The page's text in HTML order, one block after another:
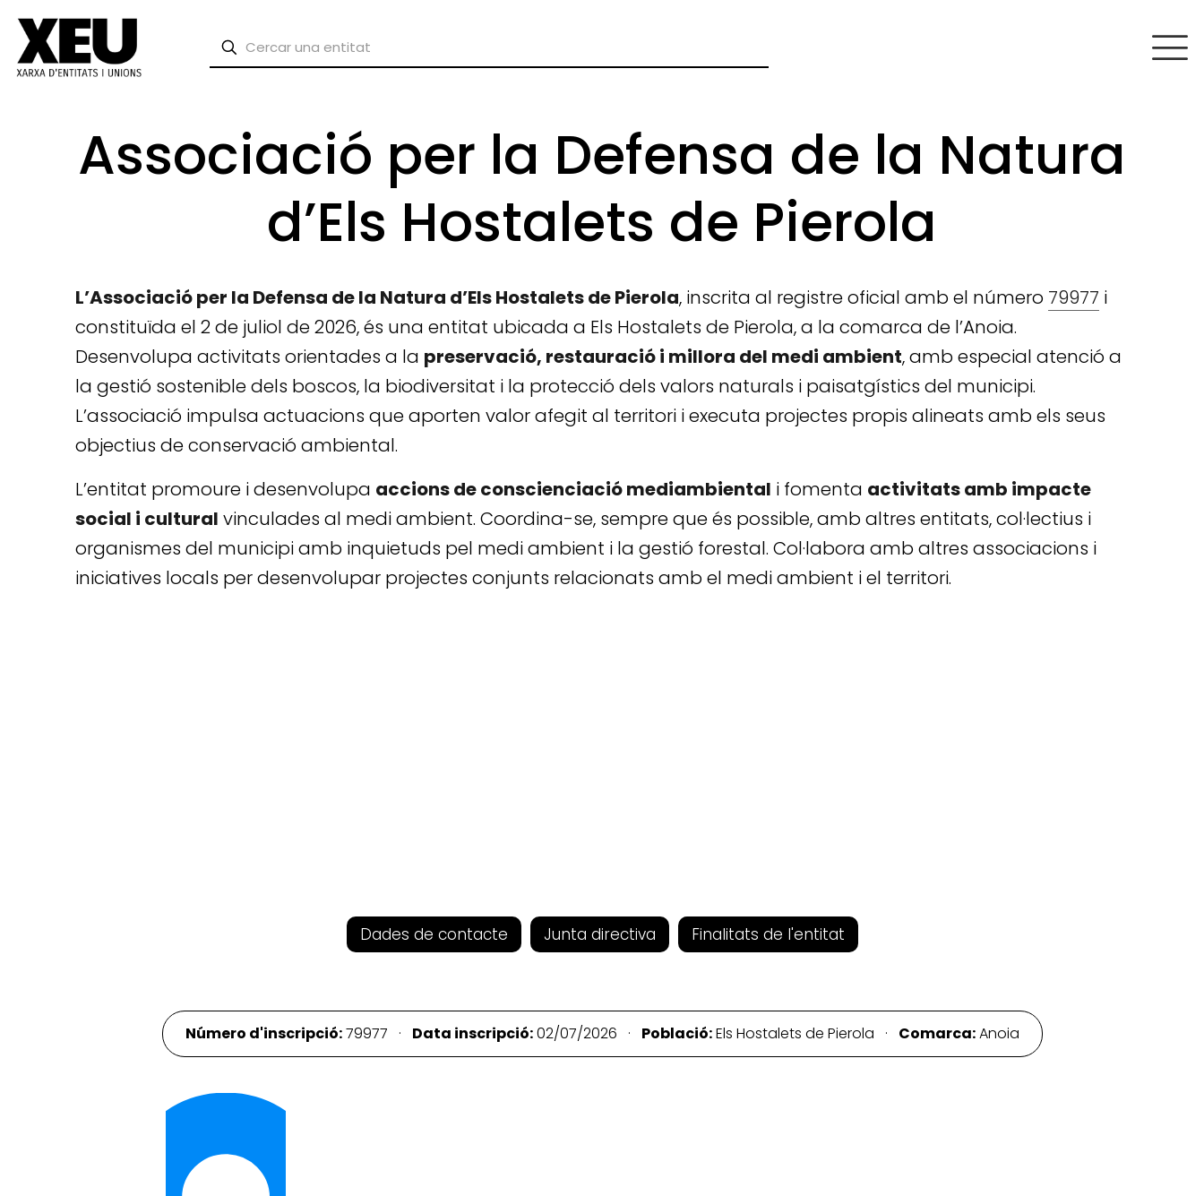
Associació per la Defensa de la Natura
d’Els Hostalets de Pierola
L’Associació per la Defensa de la Natura d’Els Hostalets de Pierola, inscrita al registre oficial amb el número 79977 i
constituïda el 2 de juliol de 2026, és una entitat ubicada a Els Hostalets de Pierola, a la comarca de l’Anoia.
Desenvolupa activitats orientades a la preservació, restauració i millora del medi ambient, amb especial atenció a
la gestió sostenible dels boscos, la biodiversitat i la protecció dels valors naturals i paisatgístics del municipi.
L’associació impulsa actuacions que aporten valor afegit al territori i executa projectes propis alineats amb els seus
objectius de conservació ambiental.
L’entitat promoure i desenvolupa accions de conscienciació mediambiental i fomenta activitats amb impacte
social i cultural vinculades al medi ambient. Coordina-se, sempre que és possible, amb altres entitats, col·lectius i
organismes del municipi amb inquietuds pel medi ambient i la gestió forestal. Col·labora amb altres associacions i
iniciatives locals per desenvolupar projectes conjunts relacionats amb el medi ambient i el territori.
Dades de contacte Junta directiva Finalitats de l'entitat
Número d'inscripció:79977 · Data inscripció:02/07/2026 · Població:Els Hostalets de Pierola · Comarca:Anoia